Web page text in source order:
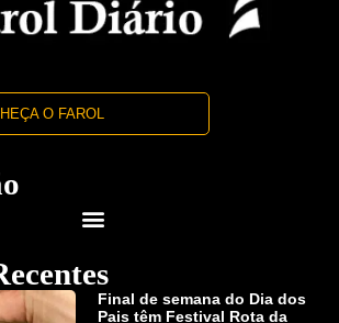
O FAROL
Final de semana do Dia dos
Pais têm Festival Rota da